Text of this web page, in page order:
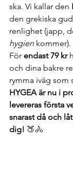
ska. Vi kallar den
den grekiska
renlighet (japp,
hygien kommer).
För endast 79 kr
och dina bakre
rymma iväg som
HYGEA är nu i
levereras första
snarast då och
dig! 🍑🚴